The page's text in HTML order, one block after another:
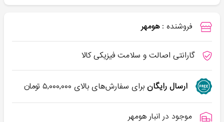
فروشنده : هومهر
گارانتی اصالت و سلامت فیزیکی کالا
ارسال رایگانبرای سفارش‌های بالای ۵,۰۰۰,۰۰۰تومان
موجود در انبار هومهر